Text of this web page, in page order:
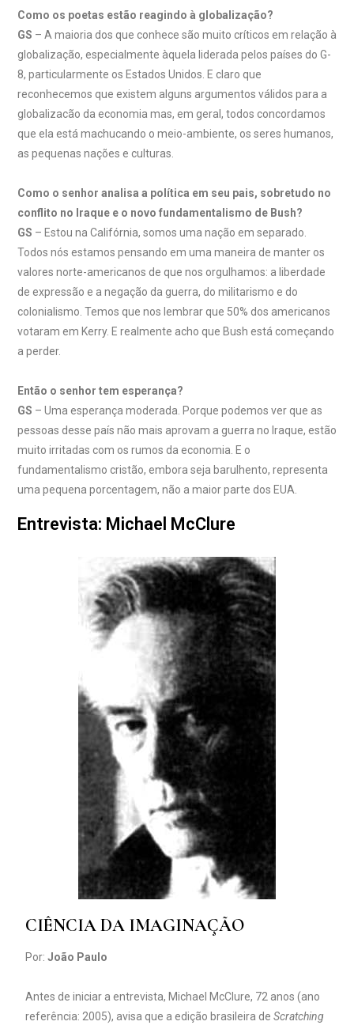
Como os poetas estão reagindo à globalização?
GS – A maioria dos que conhece são muito críticos em relação à
globalização, especialmente àquela liderada pelos países do G-
8, particularmente os Estados Unidos. E claro que
reconhecemos que existem alguns argumentos válidos para a
globalizacão da economia mas, em geral, todos concordamos
que ela está machucando o meio-ambiente, os seres humanos,
as pequenas nações e culturas.
Como o senhor analisa a política em seu pais, sobretudo no
conflito no lraque e o novo fundamentalismo de Bush?
GS – Estou na Califórnia, somos uma nação em separado.
Todos nós estamos pensando em uma maneira de manter os
valores norte-americanos de que nos orgulhamos: a liberdade
de expressão e a negação da guerra, do militarismo e do
colonialismo. Temos que nos lembrar que 50% dos americanos
votaram em Kerry. E realmente acho que Bush está começando
a perder.
Então o senhor tem esperança?
GS – Uma esperança moderada. Porque podemos ver que as
pessoas desse país não mais aprovam a guerra no Iraque, estão
muito irritadas com os rumos da economia. E o
fundamentalismo cristão, embora seja barulhento, representa
uma pequena porcentagem, não a maior parte dos EUA.
Entrevista: Michael McClure
CIÊNCIA DA IMAGINAÇÃO
Por: João Paulo
Antes de iniciar a entrevista, Michael McClure, 72 anos (ano
referência: 2005), avisa que a edição brasileira de Scratching